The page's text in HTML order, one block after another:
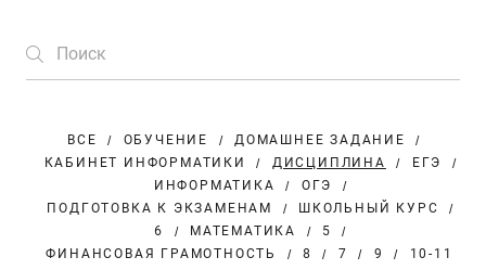
ВСЕ ОБУЧЕНИЕ
ДОМАШНЕЕ ЗАДАНИЕ
КАБИНЕТ ИНФОРМАТИКИ
ДИСЦИПЛИНА
ЕГЭ
ИНФОРМАТИКА
ОГЭ
ПОДГОТОВКА К ЭКЗАМЕНАМ
ШКОЛЬНЫЙ КУРС
6
МАТЕМАТИКА
5
ФИНАНСОВАЯ ГРАМОТНОСТЬ
8 7 9 10-11